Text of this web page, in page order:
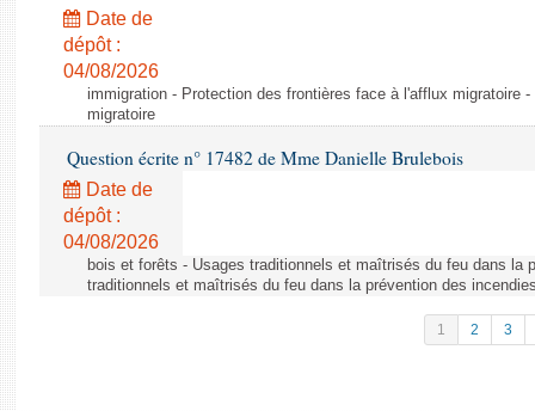
Date de
dépôt :
04/08/2026
immigration - Protection des frontières face à l'afflux migratoire
migratoire
Question écrite n° 17482 de Mme Danielle Brulebois
Date de
dépôt :
04/08/2026
bois et forêts - Usages traditionnels et maîtrisés du feu dans la
traditionnels et maîtrisés du feu dans la prévention des
1 2 3